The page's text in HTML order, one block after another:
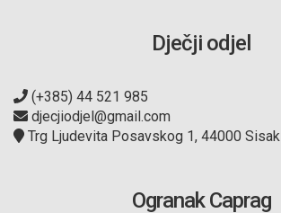
Dječji odjel
(+385) 44 521 985
djecjiodjel@gmail.com
Trg Ljudevita Posavskog 1, 44000 Sisak
Ogranak Caprag